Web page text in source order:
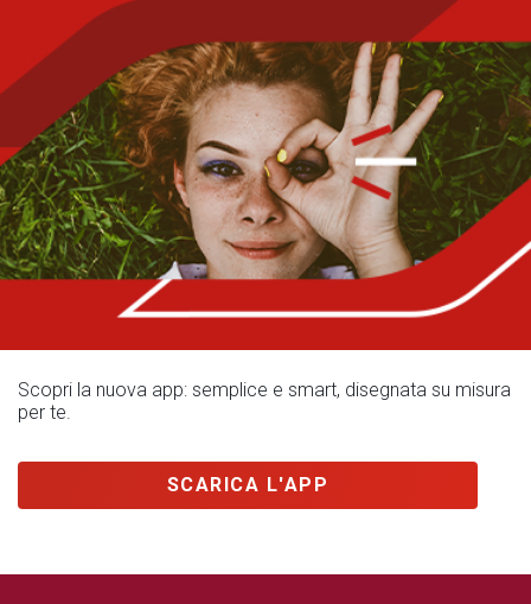
Scopri la nuova app: semplice e smart, disegnata su misura
per te.
SCARICA L'APP